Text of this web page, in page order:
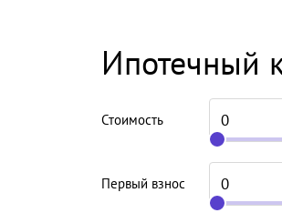
Ипотечный
Стоимость
Первый взнос